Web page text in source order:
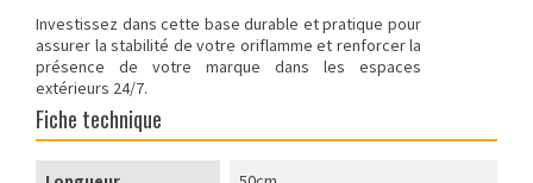
Investissez dans cette base durable et pratique pour
assurer la stabilité de votre oriflamme et renforcer la
présence de votre marque dans les espaces
extérieurs 24/7.
Fiche technique